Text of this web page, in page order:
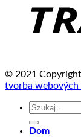
© 2021 Copyright
tvorba webových
Szukaj:
Dom